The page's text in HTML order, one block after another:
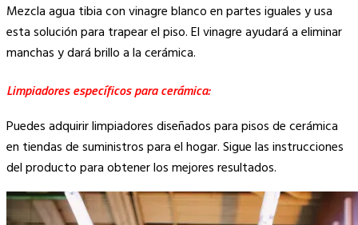
Mezcla agua tibia con vinagre blanco en partes iguales y usa
esta solución para trapear el piso. El vinagre ayudará a eliminar
manchas y dará brillo a la cerámica.
Limpiadores específicos para cerámica:
Puedes adquirir limpiadores diseñados para pisos de cerámica
en tiendas de suministros para el hogar. Sigue las instrucciones
del producto para obtener los mejores resultados.